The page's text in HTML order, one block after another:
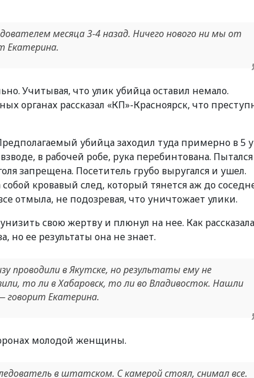
месяца 3-4 назад. Ничего нового ни мы от
Екатерина.
Учитывая, что улик убийца оставил немало.
органах рассказал «КП»-Красноярск, что
убийца заходил туда примерно в 5
в рабочей робе, рука перебинтована. Пытался
запрещена. Посетитель грубо выругался и ушел.
кровавый след, который тянется аж до
отмыла, не подозревая, что уничтожает улики.
свою жертву и плюнул на нее. Как
но ее результаты она не знает.
проводили в Якутске, но результаты ему не
то ли в Хабаровск, то ли во Владивосток. Нашли
говорит Екатерина.
молодой женщины.
в штатском. С камерой стоял, снимал все.